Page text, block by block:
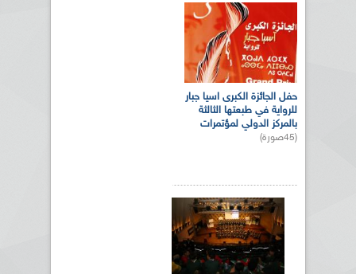
حفل الجائزة الكبرى اسيا جبار
للرواية في طبعتها الثالثة
بالمركز الدولي لمؤتمرات
(45صورة)